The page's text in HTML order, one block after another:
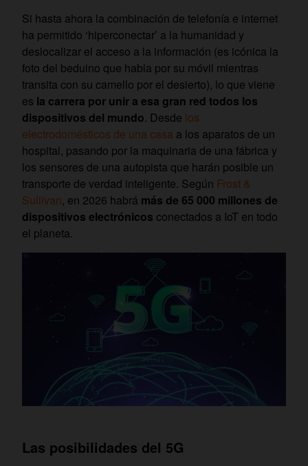
Si hasta ahora la combinación de telefonía e internet
ha permitido ‘hiperconectar’ a la humanidad y
deslocalizar el acceso a la información (es icónica la
foto del beduino que habla por su móvil mientras
transita con su camello por el desierto), lo que viene
es la carrera por unir a esa gran red todos los
dispositivos del mundo. Desde los
electrodomésticos de una casa a los aparatos de un
hospital, pasando por la maquinaria de una fábrica y
los sensores de una autopista que harán posible un
transporte de verdad inteligente. Según Frost &
Sullivan, en 2026 habrá más de 65 000 millones de
dispositivos electrónicos conectados a IoT en todo
el planeta.
Las posibilidades del 5G